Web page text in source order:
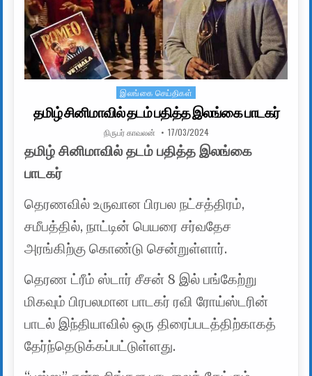
Posted in
இலங்கை செய்திகள்
தமிழ் சினிமாவில் தடம் பதித்த இலங்கை பாடகர்
AUTHOR:
நிருபர் காவலன் PUBLISHED DATE:
17/03/2024
தமிழ் சினிமாவில் தடம் பதித்த இலங்கை
பாடகர்
தெரணவில் உருவான பிரபல நட்சத்திரம்,
சமீபத்தில், நாட்டின் பெயரை சர்வதேச
அரங்கிற்கு கொண்டு சென்றுள்ளார்.
தெரண ட்ரீம் ஸ்டார் சீசன் 8 இல் பங்கேற்று
மிகவும் பிரபலமான பாடகர் ரவி ​ரோய்ஸ்டரின்
பாடல் இந்தியாவில் ஒரு திரைப்படத்திற்காகத்
தேர்ந்தெடுக்கப்பட்டுள்ளது.